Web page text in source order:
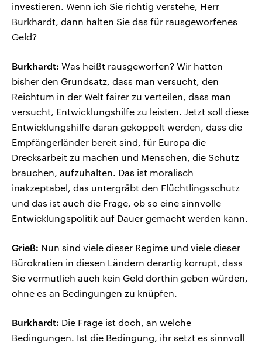
investieren. Wenn ich Sie richtig verstehe, Herr
Burkhardt, dann halten Sie das für rausgeworfenes
Geld?
Burkhardt: Was heißt rausgeworfen? Wir hatten
bisher den Grundsatz, dass man versucht, den
Reichtum in der Welt fairer zu verteilen, dass man
versucht, Entwicklungshilfe zu leisten. Jetzt soll diese
Entwicklungshilfe daran gekoppelt werden, dass die
Empfängerländer bereit sind, für Europa die
Drecksarbeit zu machen und Menschen, die Schutz
brauchen, aufzuhalten. Das ist moralisch
inakzeptabel, das untergräbt den Flüchtlingsschutz
und das ist auch die Frage, ob so eine sinnvolle
Entwicklungspolitik auf Dauer gemacht werden kann.
Grieß: Nun sind viele dieser Regime und viele dieser
Bürokratien in diesen Ländern derartig korrupt, dass
Sie vermutlich auch kein Geld dorthin geben würden,
ohne es an Bedingungen zu knüpfen.
Burkhardt: Die Frage ist doch, an welche
Bedingungen. Ist die Bedingung, ihr setzt es sinnvoll